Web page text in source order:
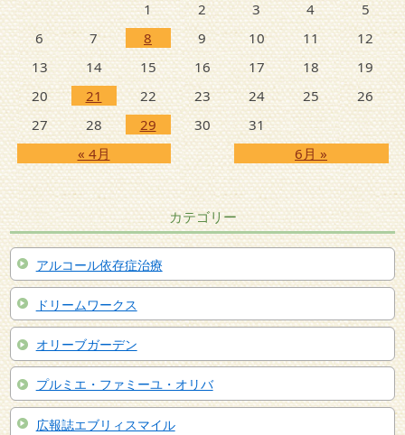
« 4月 6月 »
1 2 3 4
5
6
7 8 9 10 11
12
13
14 15 16 17 18
19
20
21 22 23 24 25
26
27
28 29 30 31
カテゴリー
アルコール依存症治療
ドリームワークス
オリーブガーデン
プルミエ・ファミーユ・オリバ
広報誌エブリィスマイル